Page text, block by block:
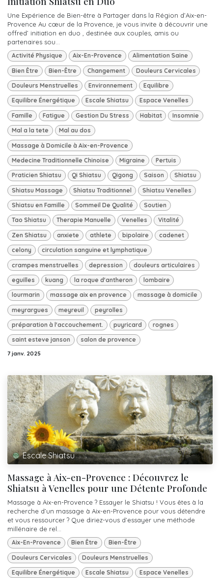
Une Expérience de Bien-être à Partager dans la Région d’Aix-en-
Provence Au cœur de la Provence, je vous invite à découvrir une
offred’ initiation en duo , destinée aux couples, amis ou
partenaires sou...
Activité Physique Aix-En-Provence Alimentation Saine
Bien Être Bien-Être Changement Douleurs Cervicales
Douleurs Menstruelles Environnement Equilibre
Equilibre Énergétique Escale Shiatsu Espace Venelles
Famille Fatigue Gestion Du Stress Habitat Insomnie
Mal a la tete Mal au dos
Massage à Domicile à Aix-en-Provence
Medecine Traditionnelle Chinoise Migraine Pertuis
Praticien Shiatsu Qi Shiatsu Qigong Saison Shiatsu
Shiatsu Massage Shiatsu Traditionnel Shiatsu Venelles
Shiatsu en Famille Sommeil De Qualité Soutien
Tao Shiatsu Therapie Manuelle Venelles Vitalité
Zen Shiatsu anxiete athlete bipolaire cadenet
celony circulation sanguine et lymphatique
crampes menstruelles depression douleurs articulaires
eguilles kuang la roque d'antheron lombaire
lourmarin massage aix en provence massage à domicile
meyrargues meyreuil peyrolles
préparation à l'accouchement. puyricard rognes
saint esteve janson salon de provence
7 janv. 2025
Escale Shiatsu
Massage à Aix-en-Provence : Découvrez le
Shiatsu à Venelles pour une Détente Profonde
Massage à Aix-en-Provence ? Essayer le Shiatsu ! Vous êtes à la
recherche d’un massage à Aix-en-Provence pour vous détendre
et vous ressourcer ? Que diriez-vous d’essayer une méthode
millénaire de rel...
Aix-En-Provence Bien Être Bien-Être
Douleurs Cervicales Douleurs Menstruelles
Equilibre Énergétique Escale Shiatsu Espace Venelles